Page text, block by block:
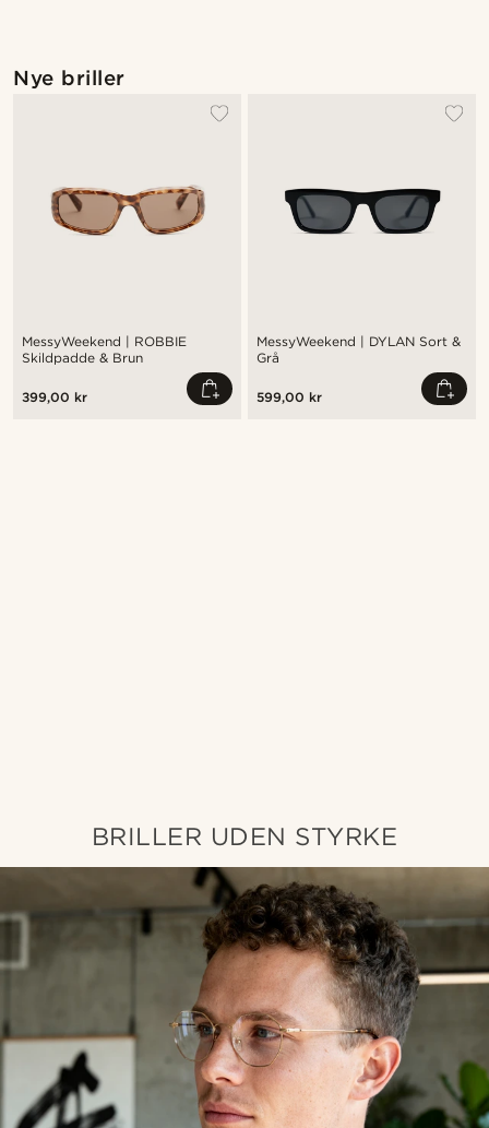
Nye briller
MessyWeekend | ROBBIE
Skildpadde & Brun
399,00 kr
MessyWeekend | DYLAN Sort &
Grå
599,00 kr
BRILLER UDEN STYRKE